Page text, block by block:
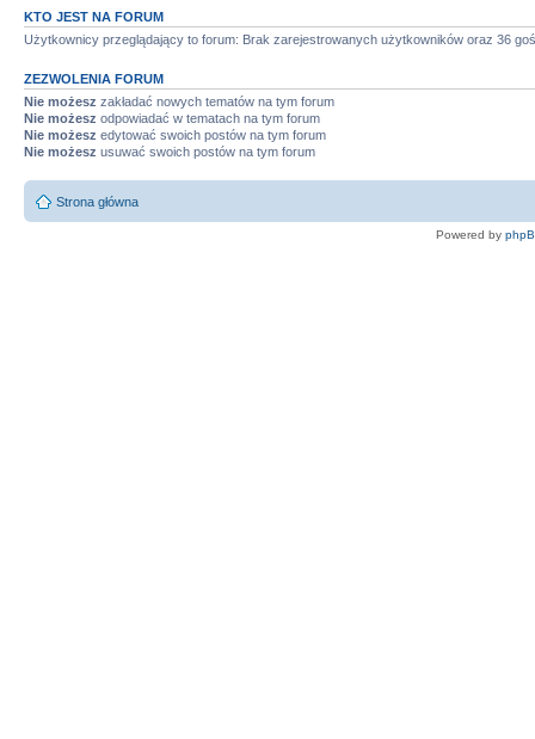
KTO JEST NA FORUM
Użytkownicy przeglądający to forum: Brak zarejestrowanych użytkowników oraz 36
ZEZWOLENIA FORUM
Nie możesz zakładać nowych tematów na tym forum
Nie możesz odpowiadać w tematach na tym forum
Nie możesz edytować swoich postów na tym forum
Nie możesz usuwać swoich postów na tym forum
Strona główna
Powered by